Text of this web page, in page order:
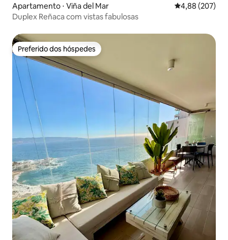
Apartamento ⋅ Viña del Mar 4,88 de uma
4,88 (207)
Duplex Reñaca com vistas fabulosas
Preferido dos hóspedes
Preferido dos hóspedes